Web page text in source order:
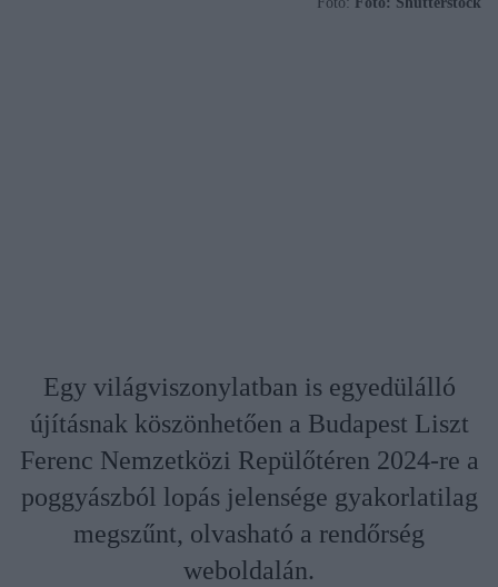
Egy világviszonylatban is egyedülálló
újításnak köszönhetően a Budapest Liszt
Ferenc Nemzetközi Repülőtéren 2024-re a
poggyászból lopás jelensége gyakorlatilag
megszűnt, olvasható a rendőrség
weboldalán.